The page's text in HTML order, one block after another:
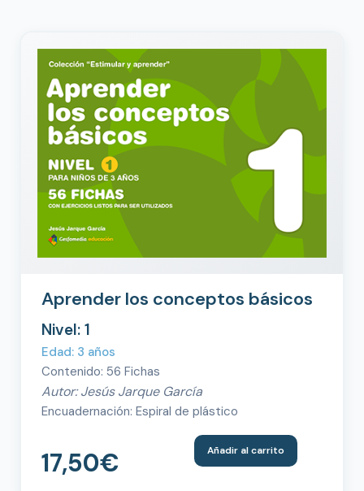
Aprender los conceptos básicos
Nivel: 1
Edad: 3 años
Contenido: 56 Fichas
Autor: Jesús Jarque García
Encuadernación: Espiral de plástico
17,50€ Añadir al carrito